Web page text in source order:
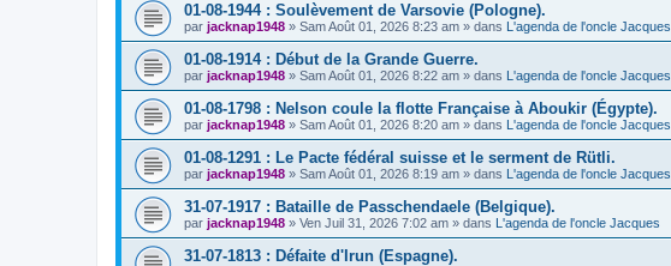
01-08-1944 : Soulèvement de Varsovie (Pologne).
par jacknap1948 » Sam Août 01, 2026 8:23 am » dans L'agenda de l'oncle Jacques
01-08-1914 : Début de la Grande Guerre.
par jacknap1948 » Sam Août 01, 2026 8:22 am » dans L'agenda de l'oncle Jacques
01-08-1798 : Nelson coule la flotte Française à Aboukir (Égypte).
par jacknap1948 » Sam Août 01, 2026 8:20 am » dans L'agenda de l'oncle Jacques
01-08-1291 : Le Pacte fédéral suisse et le serment de Rütli.
par jacknap1948 » Sam Août 01, 2026 8:19 am » dans L'agenda de l'oncle Jacques
31-07-1917 : Bataille de Passchendaele (Belgique).
par jacknap1948 » Ven Juil 31, 2026 7:02 am » dans L'agenda de l'oncle Jacques
31-07-1813 : Défaite d'Irun (Espagne).